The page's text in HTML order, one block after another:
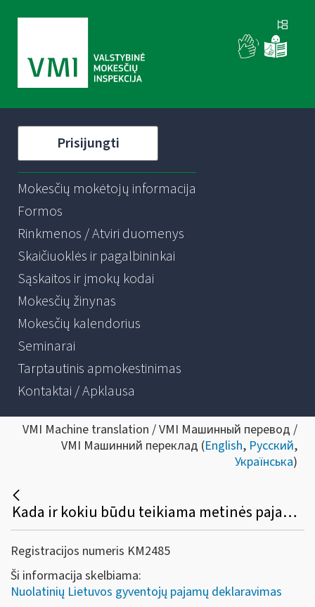
Prisijungti
Mokesčių mokėtojų informacija
Formos
Rinkmenos / Atviri duomenys
Skaičiuoklės ir pagalbininkai
Sąskaitos ir įmokų kodai
Mokesčių žinynas
Mokesčių kalendorius
Seminarai
Tarptautinis apmokestinimas
Kontaktai / Apklausa
VMI Machine translation / VMI Машинный перевод /
VMI Машинний переклад (English, Русский,
Українська)
Kada ir kokiu būdu teikiama metinės pajamų mokesčio deklaracijos GPM311 forma?
Registracijos numeris KM2485
Ši informacija skelbiama:
Nuolatinių Lietuvos gyventojų pajamų deklaravimas